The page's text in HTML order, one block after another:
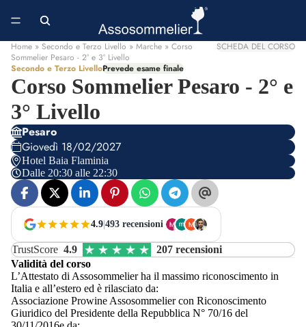
Home » Secondo e Terzo Livello » Marche » Corso
Sommelier Pesaro - 2° e 3° Livello
SCHEDA DEL CORSO
Secondo e Terzo LivelloPrevede esame finale
Corso Sommelier Pesaro - 2° e
3° Livello
Pesaro
Giovedì 18/02/2027
Hotel Baia Flaminia
Dalle 20:30 alle 22:30
4.9 493 recensioni
TrustScore 4.9
207 recensioni
Validità del corso
L’Attestato di Assosommelier ha il massimo riconoscimento in
Italia e all’estero ed è rilasciato da:
Associazione Prowine Assosommelier con Riconoscimento
Giuridico del Presidente della Repubblica N° 70/16 del